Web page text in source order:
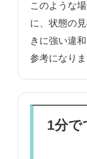
このような
に、状態の
きに強い違
参考になりま
1分で